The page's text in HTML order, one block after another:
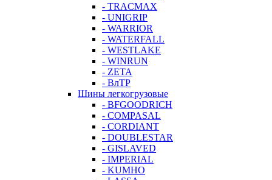
- TRACMAX
- UNIGRIP
- WARRIOR
- WATERFALL
- WESTLAKE
- WINRUN
- ZETA
- ВлТР
Шины легкогрузовые
- BFGOODRICH
- COMPASAL
- CORDIANT
- DOUBLESTAR
- GISLAVED
- IMPERIAL
- KUMHO